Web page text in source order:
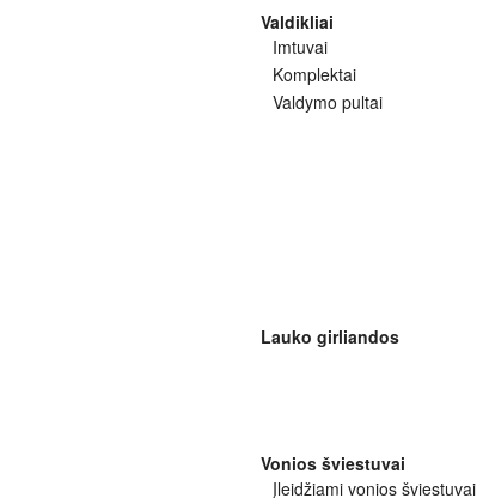
Valdikliai
Imtuvai
Komplektai
Valdymo pultai
Lauko girliandos
Vonios šviestuvai
Įleidžiami vonios šviestuvai